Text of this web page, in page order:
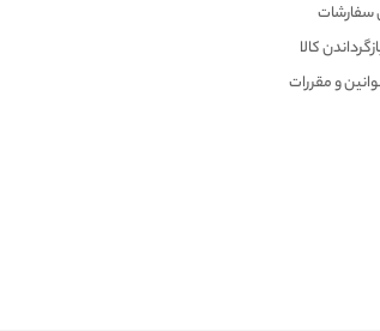
سفارشات
کالا
و مقررات